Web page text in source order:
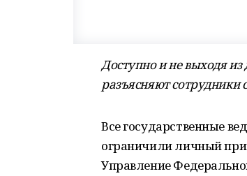
Доступно и не выходя из
разъясняют сотрудники
Все государственные
ограничили личный
Управление